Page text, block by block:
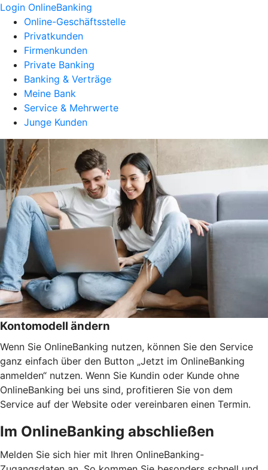
Login OnlineBanking
Online-Geschäftsstelle
Privatkunden
Firmenkunden
Private Banking
Banking & Verträge
Meine Bank
Service & Mehrwerte
Junge Kunden
Kontomodell ändern
Wenn Sie OnlineBanking nutzen, können Sie den Service
ganz einfach über den Button „Jetzt im OnlineBanking
anmelden“ nutzen. Wenn Sie Kundin oder Kunde ohne
OnlineBanking bei uns sind, profitieren Sie von dem
Service auf der Website oder vereinbaren einen Termin.
Im OnlineBanking abschließen
Melden Sie sich hier mit Ihren OnlineBanking-